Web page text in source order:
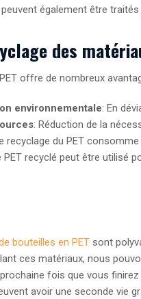
également être
des
offre de nombreux
environnementale: En
: Réduction de la
recyclage du PET
PET recyclé peut être utilisé
bouteilles en PET sont
ces matériaux, nous
fois que vous
avoir une seconde vie